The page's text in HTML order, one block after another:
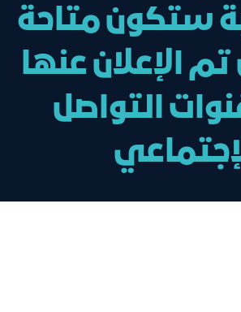
ستكون متاحة
الإعلان عنها
التواصل